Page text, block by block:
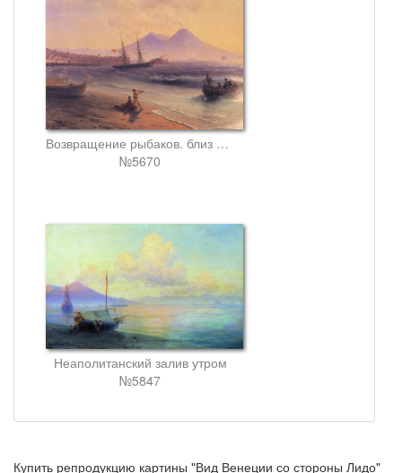
Возвращение рыбаков. близ неаполя
№5670
Неаполитанский залив утром
№5847
Купить репродукцию картины "Вид Венеции со стороны Лидо"